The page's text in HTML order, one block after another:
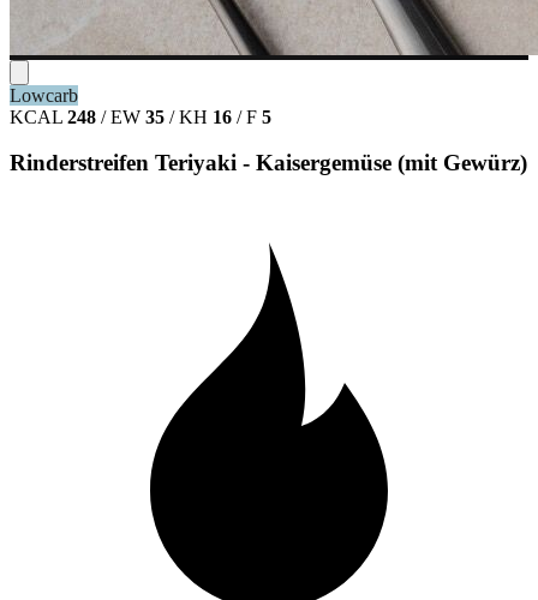
Lowcarb
KCAL 248 / EW 35 / KH 16 / F 5
Rinderstreifen Teriyaki - Kaisergemüse (mit Gewürz)